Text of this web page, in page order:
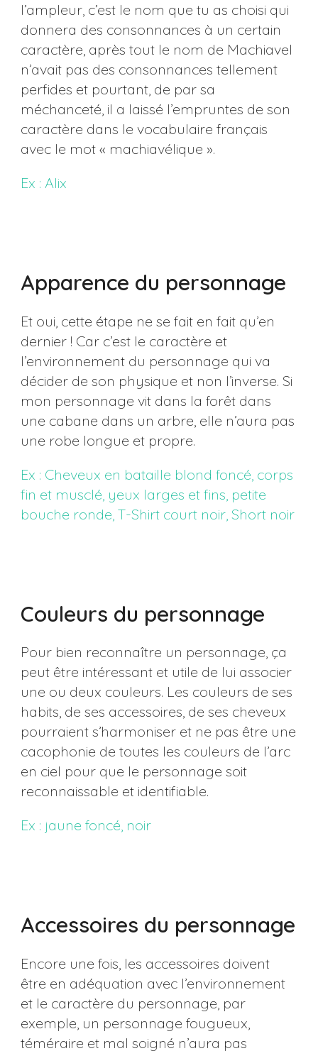
l’ampleur, c’est le nom que tu as choisi qui
donnera des consonnances à un certain
caractère, après tout le nom de Machiavel
n’avait pas des consonnances tellement
perfides et pourtant, de par sa
méchanceté, il a laissé l’empruntes de son
caractère dans le vocabulaire français
avec le mot « machiavélique ».
Ex : Alix
Apparence du personnage
Et oui, cette étape ne se fait en fait qu’en
dernier ! Car c’est le caractère et
l’environnement du personnage qui va
décider de son physique et non l’inverse. Si
mon personnage vit dans la forêt dans
une cabane dans un arbre, elle n’aura pas
une robe longue et propre.
Ex : Cheveux en bataille blond foncé, corps
fin et musclé, yeux larges et fins, petite
bouche ronde, T-Shirt court noir, Short noir
Couleurs du personnage
Pour bien reconnaître un personnage, ça
peut être intéressant et utile de lui associer
une ou deux couleurs. Les couleurs de ses
habits, de ses accessoires, de ses cheveux
pourraient s’harmoniser et ne pas être une
cacophonie de toutes les couleurs de l’arc
en ciel pour que le personnage soit
reconnaissable et identifiable.
Ex : jaune foncé, noir
Accessoires du personnage
Encore une fois, les accessoires doivent
être en adéquation avec l’environnement
et le caractère du personnage, par
exemple, un personnage fougueux,
téméraire et mal soigné n’aura pas